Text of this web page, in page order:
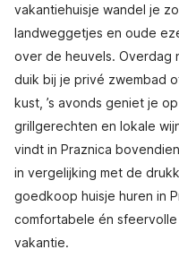
vakantiehuisje wandel je
landweggetjes en oude
over de heuvels. Overdag
duik bij je privé zwembad
kust, ’s avonds geniet je
grillgerechten en lokale
vindt in Praznica
in vergelijking met de
goedkoop huisje huren in
comfortabele én
vakantie.